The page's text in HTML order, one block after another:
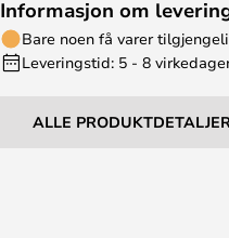
Informasjon om
Bare noen få varer
Leveringstid: 5 - 8
ALLE